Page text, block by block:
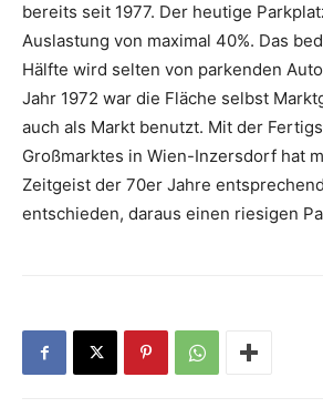
bereits seit 1977. Der heutige
Auslastung von maximal 40%. Das
Hälfte wird selten von parkenden
Jahr 1972 war die Fläche selbst
auch als Markt benutzt. Mit der
Großmarktes in Wien-Inzersdorf hat
Zeitgeist der 70er Jahre
entschieden, daraus einen riesigen